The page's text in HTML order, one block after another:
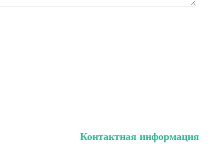
Контактная информация